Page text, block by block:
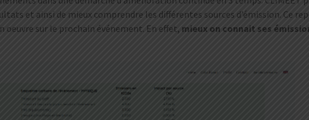
et ainsi de mieux comprendre les différentes sources d’émission. Ce
oeuvre sur le prochain événement. En effet, mieux on connait ses